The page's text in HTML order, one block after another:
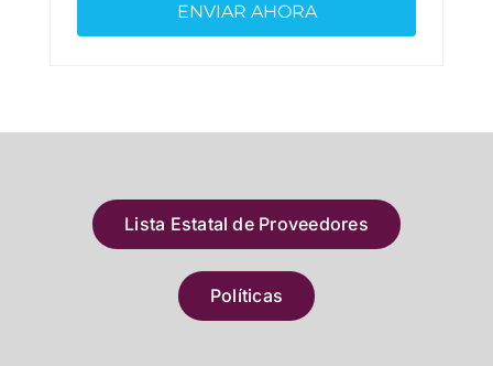
Lista Estatal de Proveedores
Políticas